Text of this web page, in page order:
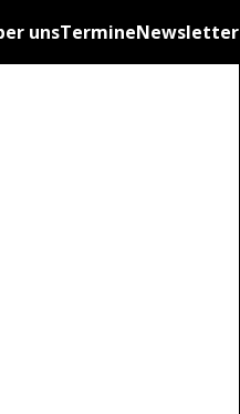
unsTermineNewsletter